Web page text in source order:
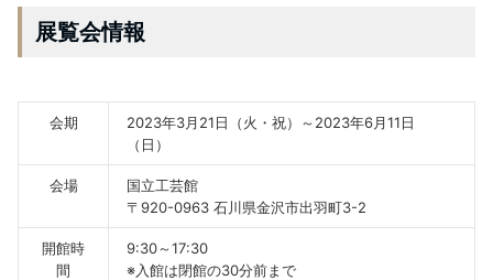
展覧会情報
会期
2023年3月21日（火・祝）～2023年6月11日
（日）
会場
国立工芸館
〒920-0963 石川県金沢市出羽町3-2
開館時
間
9:30～17:30
※入館は閉館の30分前まで